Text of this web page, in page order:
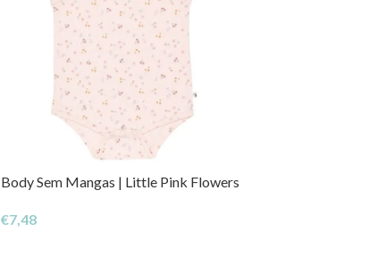
Body Sem Mangas | Little Pink Flowers
€7,48